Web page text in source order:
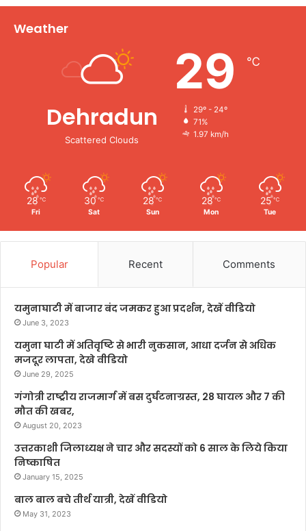
Weather
Dehradun
Scattered Clouds
29 ℃
29º - 24º
71%
1.97 km/h
28 ℃
Fri
30 ℃
Sat
28 ℃
Sun
28 ℃
Mon
25 ℃
Tue
Popular Recent Comments
यमुनाघाटी में बाजार बंद जमकर हुआ प्रदर्शन, देखें वीडियो
June 3, 2023
यमुना घाटी में अतिवृष्टि से भारी नुकसान, आधा दर्जन से अधिक
मजदूर लापता, देखे वीडियो
June 29, 2025
गंगोत्री राष्ट्रीय राजमार्ग में बस दुर्घटनाग्रस्त, 28 घायल और 7 की
मौत की खबर,
August 20, 2023
उत्तरकाशी जिलाध्यक्ष ने चार और सदस्यों को 6 साल के लिये किया
निष्काषित
January 15, 2025
बाल बाल बचे तीर्थ यात्री, देखें वीडियो
May 31, 2023